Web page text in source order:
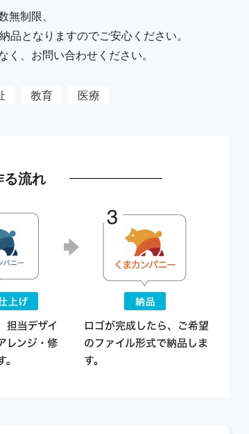
制限、
となりますのでご安心ください。
、お問い合わせください。
教育 医療
る流れ